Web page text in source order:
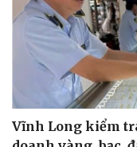
Vĩnh Long kiểm